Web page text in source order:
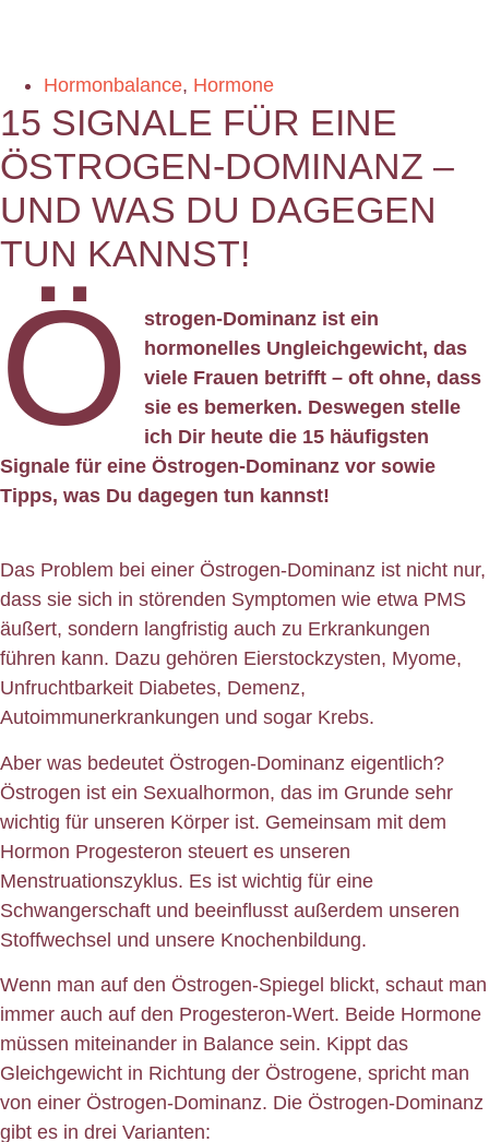
Hormonbalance, Hormone
15 SIGNALE FÜR EINE
ÖSTROGEN-DOMINANZ –
UND WAS DU DAGEGEN
TUN KANNST!
Ö
strogen-Dominanz ist ein
hormonelles Ungleichgewicht, das
viele Frauen betrifft – oft ohne, dass
sie es bemerken. Deswegen stelle
ich Dir heute die 15 häufigsten
Signale für eine Östrogen-Dominanz vor sowie
Tipps, was Du dagegen tun kannst!
Das Problem bei einer Östrogen-Dominanz ist nicht nur,
dass sie sich in störenden Symptomen wie etwa PMS
äußert, sondern langfristig auch zu Erkrankungen
führen kann. Dazu gehören Eierstockzysten, Myome,
Unfruchtbarkeit Diabetes, Demenz,
Autoimmunerkrankungen und sogar Krebs.
Aber was bedeutet Östrogen-Dominanz eigentlich?
Östrogen ist ein Sexualhormon, das im Grunde sehr
wichtig für unseren Körper ist. Gemeinsam mit dem
Hormon Progesteron steuert es unseren
Menstruationszyklus. Es ist wichtig für eine
Schwangerschaft und beeinflusst außerdem unseren
Stoffwechsel und unsere Knochenbildung.
Wenn man auf den Östrogen-Spiegel blickt, schaut man
immer auch auf den Progesteron-Wert. Beide Hormone
müssen miteinander in Balance sein. Kippt das
Gleichgewicht in Richtung der Östrogene, spricht man
von einer Östrogen-Dominanz. Die Östrogen-Dominanz
gibt es in drei Varianten: